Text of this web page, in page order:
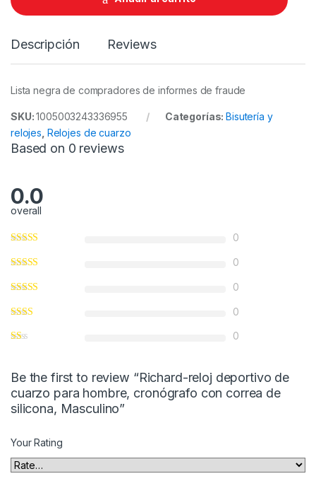
i
Descripción Reviews
Lista negra de compradores de informes de fraude
SKU:1005003243336955 Categorías:Bisutería y
relojes Relojes de cuarzo
Based on 0 reviews
0.0
overall
0
0
0
0
0
Be the first to review “Richard-reloj deportivo de
cuarzo para hombre, cronógrafo con correa de
silicona, Masculino”
Your Rating